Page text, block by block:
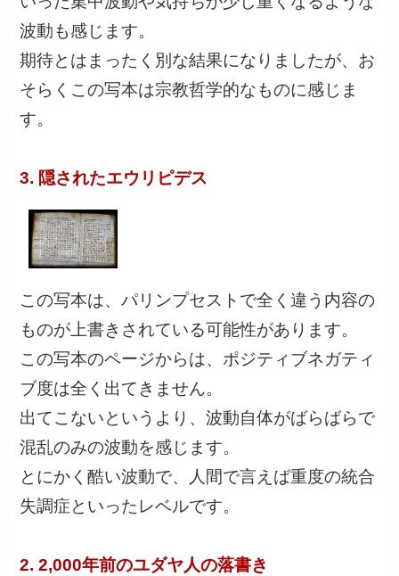
波動も感じます。
期待とはまったく別な結果になりましたが、お
そらくこの写本は宗教哲学的なものに感じま
す。
3. 隠されたエウリピデス
この写本は、パリンプセストで全く違う内容の
ものが上書きされている可能性があります。
この写本のページからは、ポジティブネガティ
ブ度は全く出てきません。
出てこないというより、波動自体がばらばらで
混乱のみの波動を感じます。
とにかく酷い波動で、人間で言えば重度の統合
失調症といったレベルです。
2. 2,000年前のユダヤ人の落書き